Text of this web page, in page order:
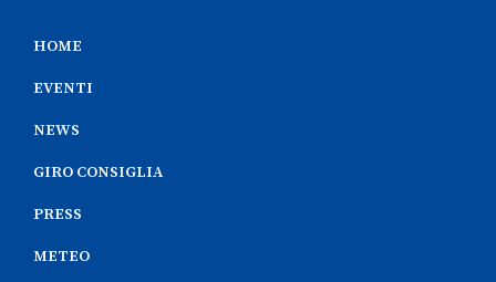
HOME
EVENTI
NEWS
GIRO CONSIGLIA
PRESS
METEO